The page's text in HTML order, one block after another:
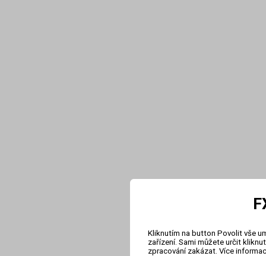
Kliknutím na button Povolit vše
zařízení. Sami můžete určit
zpracování zakázat. Více